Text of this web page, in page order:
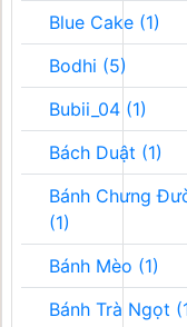
Blue Cake (1)
Bodhi (5)
Bubii_04 (1)
Bách Duật (1)
Bánh Chưng
(1)
Bánh Mèo (1)
Bánh Trà Ngọt